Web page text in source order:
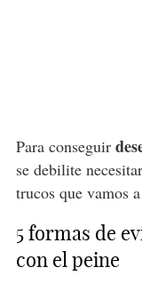
Para conseguir
se debilite
trucos que vamos
5 formas de
con el peine